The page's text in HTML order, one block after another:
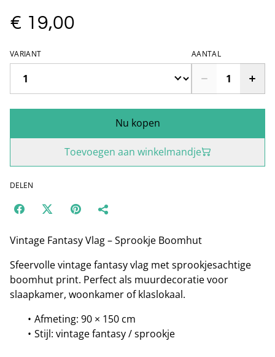
€ 19,00
VARIANT AANTAL
Nu kopen
Toevoegen aan winkelmandje
DELEN
Vintage Fantasy Vlag – Sprookje Boomhut
Sfeervolle vintage fantasy vlag met sprookjesachtige
boomhut print. Perfect als muurdecoratie voor
slaapkamer, woonkamer of klaslokaal.
Afmeting: 90 × 150 cm
Stijl: vintage fantasy / sprookje